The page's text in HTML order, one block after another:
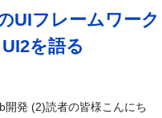
UIフレームワーク
を語る
発 (2)読者の皆様こんにち